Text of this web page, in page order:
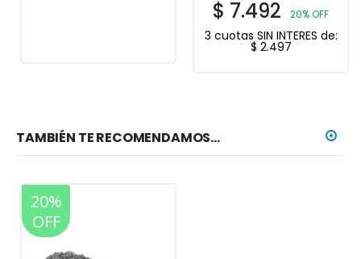
$ 7.492 20% OFF
3 cuotas SIN INTERES de:
$ 2.497
TAMBIÉN TE RECOMENDAMOS…
20%
OFF